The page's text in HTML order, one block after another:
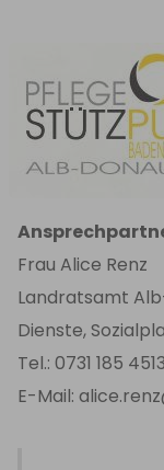
Frau Alice Renz
Landratsamt
Dienste,
Tel.: 0731 185 4513
E-Mail: